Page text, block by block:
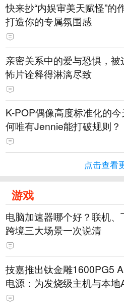
快来抄“内娱审美天赋怪”的
打造你的专属氛围感
亲密关系中的爱与恐惧，被
怖片诠释得淋漓尽致
K-POP偶像高度标准化的
何唯有Jennie能打破规则？
点击查看
游戏
电脑加速器哪个好？联机、
跨境三大场景一次说清
技嘉推出钛金雕1600PG5
电源：为发烧级主机与本地
打造旗舰供电方案